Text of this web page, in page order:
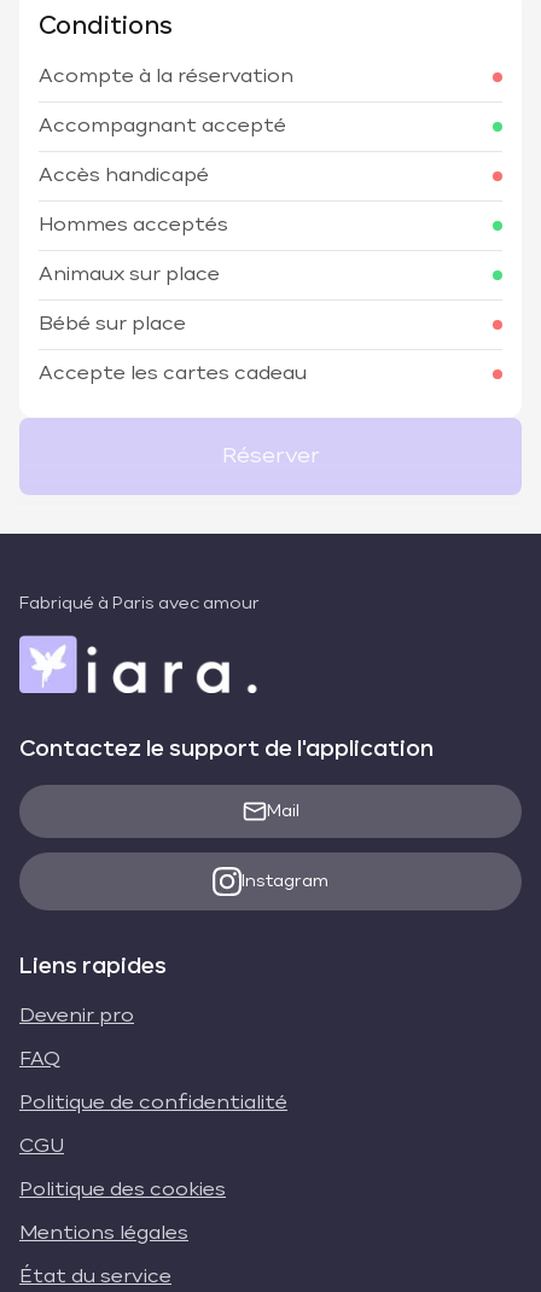
Conditions
Acompte à la réservation
Accompagnant accepté
Accès handicapé
Hommes acceptés
Animaux sur place
Bébé sur place
Accepte les cartes cadeau
Réserver
Fabriqué à Paris avec amour
Contactez le support de l'application
Mail
Instagram
Liens rapides
Devenir pro
FAQ
Politique de confidentialité
CGU
Politique des cookies
Mentions légales
État du service